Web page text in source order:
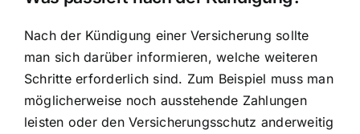
Nach der Kündigung einer Versicherung sollte
man sich darüber informieren, welche weiteren
Schritte erforderlich sind. Zum Beispiel muss man
möglicherweise noch ausstehende Zahlungen
leisten oder den Versicherungsschutz anderweitig